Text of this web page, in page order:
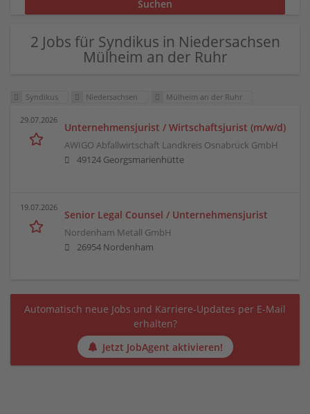
2 Jobs für Syndikus in Niedersachsen
Mülheim an der Ruhr
Syndikus Niedersachsen Mülheim an der Ruhr
29.07.2026
Unternehmensjurist / Wirtschaftsjurist (m/w/d)
AWIGO Abfallwirtschaft Landkreis Osnabrück GmbH
49124 Georgsmarienhütte
19.07.2026
Senior Legal Counsel / Unternehmensjurist
Nordenham Metall GmbH
26954 Nordenham
Automatisch neue Jobs und Karriere-Updates per E-Mail
erhalten?
Jetzt JobAgent aktivieren!